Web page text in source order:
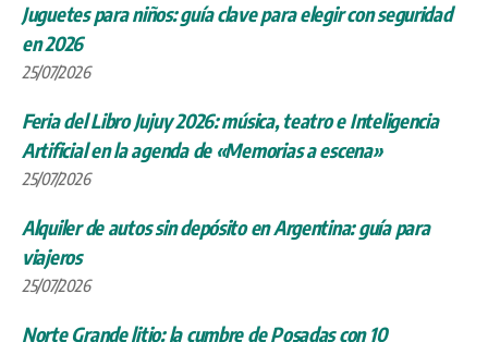
Juguetes para niños: guía clave para elegir con seguridad
en 2026
25/07/2026
Feria del Libro Jujuy 2026: música, teatro e Inteligencia
Artificial en la agenda de «Memorias a escena»
25/07/2026
Alquiler de autos sin depósito en Argentina: guía para
viajeros
25/07/2026
Norte Grande litio: la cumbre de Posadas con 10